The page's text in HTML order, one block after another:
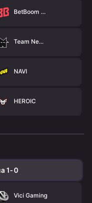
BetBoom Team
Team Nemesis
NAVI
HEROIC
1-0
Vici Gaming